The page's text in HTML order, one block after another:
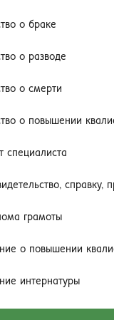
о браке
о разводе
о смерти
о повышении
специалиста
справку,
грамоты
о повышении
интернатуры